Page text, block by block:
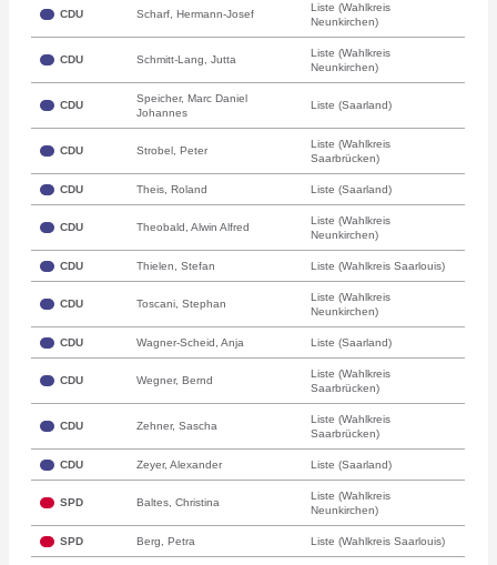
CDU Scharf, Hermann-Josef
Liste (Wahlkreis
Neunkirchen)
CDU Schmitt-Lang, Jutta
Liste (Wahlkreis
Neunkirchen)
CDU
Speicher, Marc Daniel
Johannes
Liste (Saarland)
CDU Strobel, Peter
Liste (Wahlkreis
Saarbrücken)
CDU Theis, Roland Liste (Saarland)
CDU Theobald, Alwin Alfred
Liste (Wahlkreis
Neunkirchen)
CDU Thielen, Stefan Liste (Wahlkreis Saarlouis)
CDU Toscani, Stephan
Liste (Wahlkreis
Neunkirchen)
CDU Wagner-Scheid, Anja Liste (Saarland)
CDU Wegner, Bernd
Liste (Wahlkreis
Saarbrücken)
CDU Zehner, Sascha
Liste (Wahlkreis
Saarbrücken)
CDU Zeyer, Alexander Liste (Saarland)
SPD Baltes, Christina
Liste (Wahlkreis
Neunkirchen)
SPD Berg, Petra Liste (Wahlkreis Saarlouis)